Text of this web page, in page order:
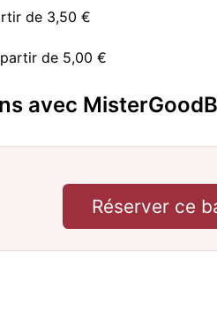
de 3,50 €
de 5,00 €
avec
Réserver ce